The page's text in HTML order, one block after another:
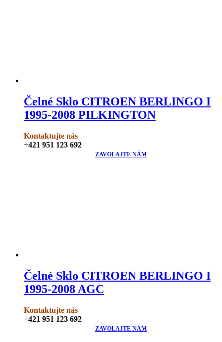
Čelné Sklo CITROEN BERLINGO I
1995-2008 PILKINGTON
Kontaktujte nás
+421 951 123 692
ZAVOLAJTE NÁM
Čelné Sklo CITROEN BERLINGO I
1995-2008 AGC
Kontaktujte nás
+421 951 123 692
ZAVOLAJTE NÁM